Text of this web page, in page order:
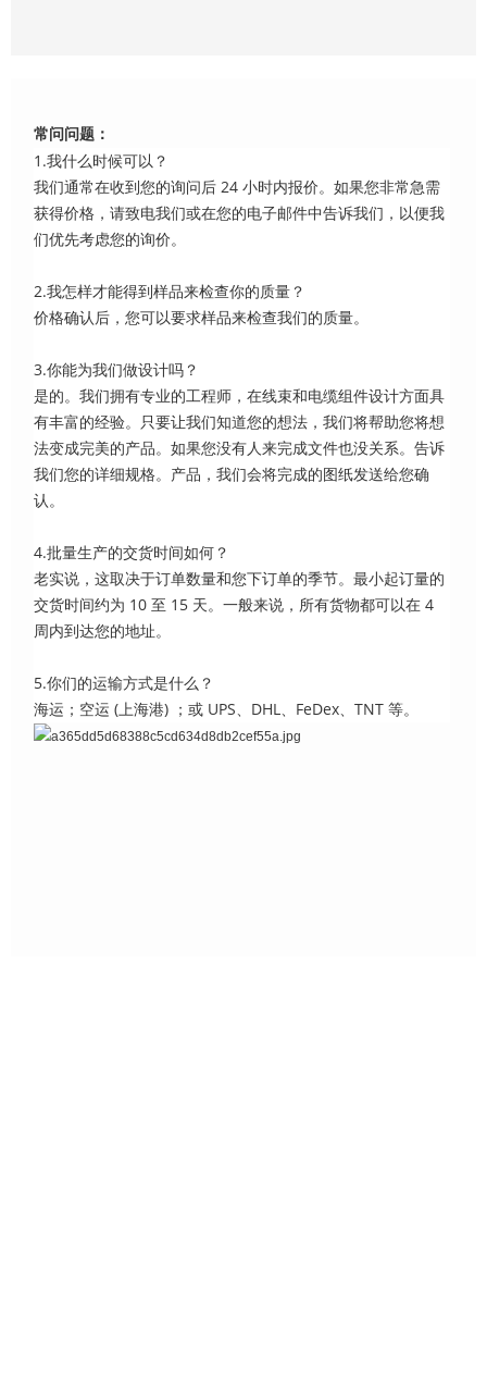
常问问题：
1.我什么时候可以？
我们通常在收到您的询问后 24 小时内报价。如果您非常急需
获得价格，请致电我们或在您的电子邮件中告诉我们，以便我
们优先考虑您的询价。
2.我怎样才能得到样品来检查你的质量？
价格确认后，您可以要求样品来检查我们的质量。
3.你能为我们做设计吗？
是的。我们拥有专业的工程师，在线束和电缆组件设计方面具
有丰富的经验。只要让我们知道您的想法，我们将帮助您将想
法变成完美的产品。如果您没有人来完成文件也没关系。告诉
我们您的详细规格。产品，我们会将完成的图纸发送给您确
认。
4.批量生产的交货时间如何？
老实说，这取决于订单数量和您下订单的季节。最小起订量的
交货时间约为 10 至 15 天。一般来说，所有货物都可以在 4
周内到达您的地址。
5.你们的运输方式是什么？
海运；空运 (上海港) ；或 UPS、DHL、FeDex、TNT 等。